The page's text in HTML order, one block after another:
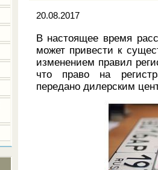
20.08.2017
В настоящее время
может привести к
изменением правил
что право на
передано дилерским